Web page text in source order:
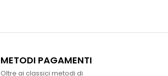
METODI PAGAMENTI
Oltre ai classici metodi di